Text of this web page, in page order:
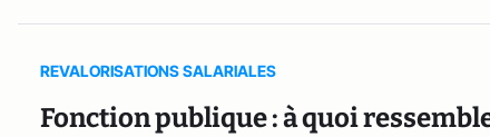
REVALORISATIONS SALARIALES
Fonction publique : à quoi